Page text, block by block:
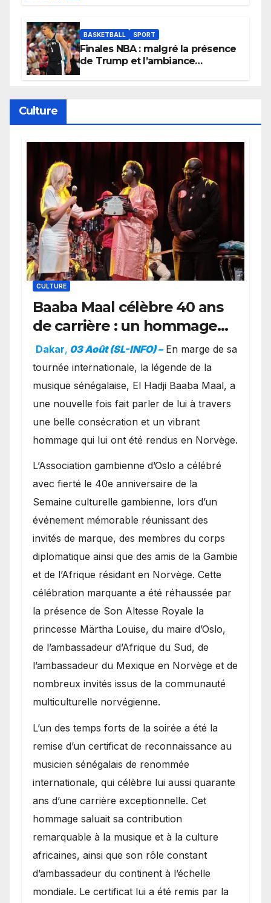
BASKETBALL SPORT
Finales NBA : malgré la présence
de Trump et l’ambiance
Culture
CULTURE
Baaba Maal célèbre 40 ans
de carrière : un hommage
exceptionnel à Oslo en
présence de la famille
royale.
Dakar, 03 Août (SL-INFO) – ​En marge de sa
tournée internationale, la légende de la
musique sénégalaise, El Hadji Baaba Maal, a
une nouvelle fois fait parler de lui à travers
une belle consécration et un vibrant
hommage qui lui ont été rendus en Norvège.
​L’Association gambienne d’Oslo a célébré
avec fierté le 40e anniversaire de la
Semaine culturelle gambienne, lors d’un
événement mémorable réunissant des
invités de marque, des membres du corps
diplomatique ainsi que des amis de la Gambie
et de l’Afrique résidant en Norvège. Cette
célébration marquante a été réhaussée par
la présence de Son Altesse Royale la
princesse Märtha Louise, du maire d’Oslo,
de l’ambassadeur d’Afrique du Sud, de
l’ambassadeur du Mexique en Norvège et de
nombreux invités issus de la communauté
multiculturelle norvégienne.
​L’un des temps forts de la soirée a été la
remise d’un certificat de reconnaissance au
musicien sénégalais de renommée
internationale, qui célèbre lui aussi quarante
ans d’une carrière exceptionnelle. Cet
hommage saluait sa contribution
remarquable à la musique et à la culture
africaines, ainsi que son rôle constant
d’ambassadeur du continent à l’échelle
mondiale. Le certificat lui a été remis par la